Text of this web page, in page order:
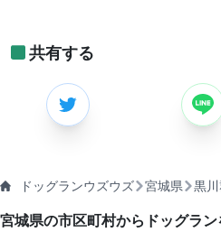
共有する
ドッグランウズウズ 宮城県 黒
宮城県の市区町村からドッグラ